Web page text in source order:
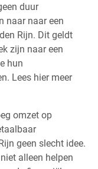
duur
naar naar een
Rijn. Dit geldt
zijn naar een
hun
Lees hier meer
omzet op
geen slecht idee.
alleen helpen